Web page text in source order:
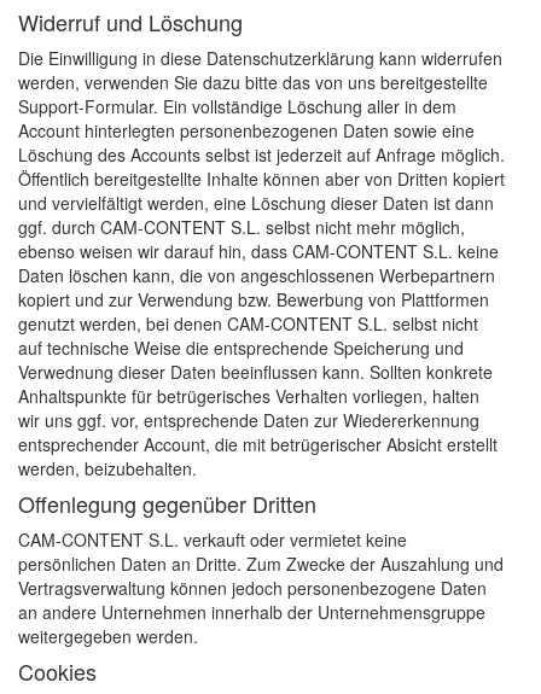
Widerruf und Löschung
Die Einwilligung in diese Datenschutzerklärung kann widerrufen
werden, verwenden Sie dazu bitte das von uns bereitgestellte
Support-Formular. Ein vollständige Löschung aller in dem
Account hinterlegten personenbezogenen Daten sowie eine
Löschung des Accounts selbst ist jederzeit auf Anfrage möglich.
Öffentlich bereitgestellte Inhalte können aber von Dritten kopiert
und vervielfältigt werden, eine Löschung dieser Daten ist dann
ggf. durch CAM-CONTENT S.L. selbst nicht mehr möglich,
ebenso weisen wir darauf hin, dass CAM-CONTENT S.L. keine
Daten löschen kann, die von angeschlossenen Werbepartnern
kopiert und zur Verwendung bzw. Bewerbung von Plattformen
genutzt werden, bei denen CAM-CONTENT S.L. selbst nicht
auf technische Weise die entsprechende Speicherung und
Verwednung dieser Daten beeinflussen kann. Sollten konkrete
Anhaltspunkte für betrügerisches Verhalten vorliegen, halten
wir uns ggf. vor, entsprechende Daten zur Wiedererkennung
entsprechender Account, die mit betrügerischer Absicht erstellt
werden, beizubehalten.
Offenlegung gegenüber Dritten
CAM-CONTENT S.L. verkauft oder vermietet keine
persönlichen Daten an Dritte. Zum Zwecke der Auszahlung und
Vertragsverwaltung können jedoch personenbezogene Daten
an andere Unternehmen innerhalb der Unternehmensgruppe
weitergegeben werden.
Cookies